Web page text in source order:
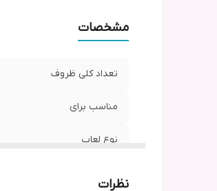
مشخصات
تعداد کلی ظروف
مناسب برای
نوع لعاب
نظرات